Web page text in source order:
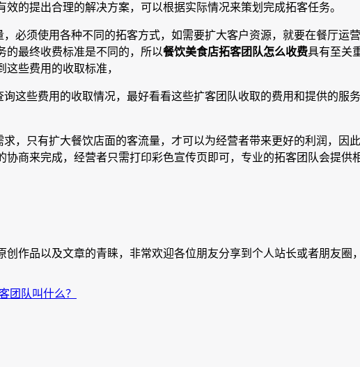
的提出合理的解决方案，可以根据实际情况来策划完成拓客任务。
必须使用各种不同的拓客方式，如需要扩大客户资源，就要在餐厅运
的最终收费标准是不同的，所以餐饮美食店拓客团队怎么收费具有至关
些费用的收取标准，
这些费用的收取情况，最好看看这些扩客团队收取的费用和提供的服
，只有扩大餐饮店面的客流量，才可以为经营者带来更好的利润，因此
商来完成，经营者只需打印彩色宣传页即可，专业的拓客团队会提
作品以及文章的青睐，非常欢迎各位朋友分享到个人站长或者朋友圈
团队叫什么？